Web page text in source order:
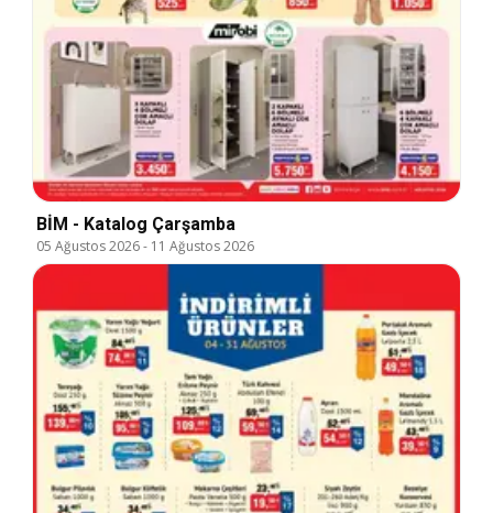
BİM - Katalog Çarşamba
05 Ağustos 2026- 11 Ağustos 2026